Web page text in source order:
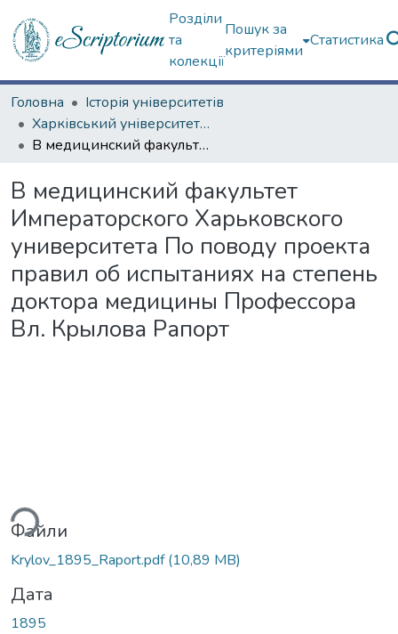
Розділи
та
колекції
Пошук за
критеріями
Статистика
Головна
Історія університетів
Харківський університет (до 217-річчя)
В медицинский факультет Императорского Харьковского университета По поводу проекта правил об испытаниях на степень доктора медицины Профессора Вл. Крылова Рапорт
В медицинский факультет
Императорского Харьковского
университета По поводу проекта
правил об испытаниях на степень
доктора медицины Профессора
Вл. Крылова Рапорт
Файли
Krylov_1895_Raport.pdf(10,89 MB)
Дата
1895